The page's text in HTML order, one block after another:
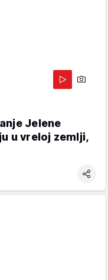
Jelene
u vreloj zemlji,